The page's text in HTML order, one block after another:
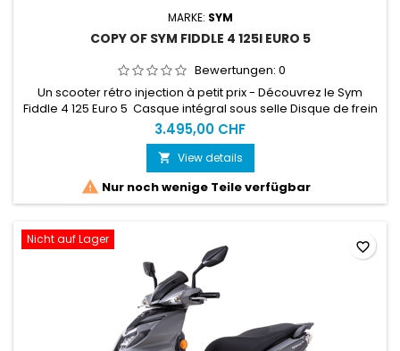
MARKE: SYM
COPY OF SYM FIDDLE 4 125I EURO 5
Bewertungen: 0
Un scooter rétro injection à petit prix - Découvrez le Sym
Fiddle 4 125 Euro 5 Casque intégral sous selle Disque de frein
avant/arrière ABSACHAT EN LIGNE = SERVICE CLEFS EN MAINS
OBLIGATOIREvoir les CONDITIONS D'ACHAT EN LIGNE
3.495,00 CHF
 View details
 Nur noch wenige Teile verfügbar
Nicht auf Lager favorite_border